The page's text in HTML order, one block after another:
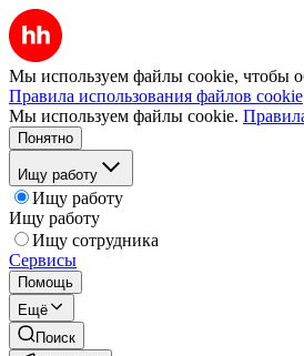
Мы используем файлы cookie, чтобы
Правила использования файлов cookie
Мы используем файлы cookie.
Понятно
Ищу работу
Ищу работу
Ищу работу
Ищу сотрудника
Сервисы
Помощь
Ещё
Поиск